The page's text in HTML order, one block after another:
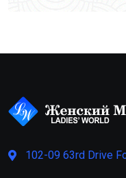
102-09 63rd Drive